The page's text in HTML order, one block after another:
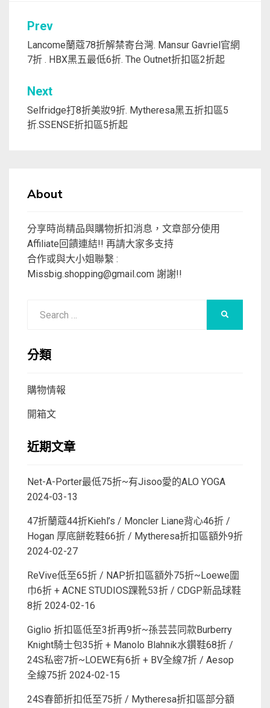
文
章
導
覽
Prev
Lancome蘭蔻78折解禁寄台灣. Mansur Gavriel官網
7折 . HBX黑五最低6折. The Outnet折扣區2折起
Next
Selfridge打8折美妝9折. Mytheresa黑五折扣區5
折.SSENSE折扣區5折起
About
分享時尚精品與購物折扣消息，文章部分使用
Affiliate回饋連結!! 再請大家多支持
合作或與大小姐聯繫 :
Missbig.shopping@gmail.com 謝謝!!
分類
購物情報
開箱文
近期文章
Net-A-Porter最低75折~有Jisoo愛的ALO YOGA
2024-03-13
47折蘭蔻44折Kiehl’s / Moncler Liane背心46折 /
Hogan 厚底餅乾鞋66折 / Mytheresa折扣區額外9折
2024-02-27
ReVive低至65折 / NAP折扣區額外75折~Loewe圍
巾6折 + ACNE STUDIOS踝靴53折 / CDGP新品球鞋
8折 2024-02-16
Giglio 折扣區低至3折再9折~孫芸芸同款Burberry
Knight騎士包35折 + Manolo Blahnik水鑽鞋68折 /
24S私密7折~LOEWE有6折 + BV全線7折 / Aesop
全線75折 2024-02-15
24S春節折扣低至75折 / Mytheresa折扣區部分額